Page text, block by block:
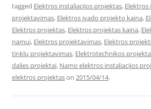
tagged Elektros instaliacijos projektas, Elektros
projektavimas, Elektros ivado projekto kaina,
Elektros projektas, Elektros projektas kaina,
namui, Elektros projektavimas, Elektros
tinklų projektavimas, Elektrotechnikos
dalies projektai, Namo elektros instaliacijos
elektros projektason 2015/04/14.